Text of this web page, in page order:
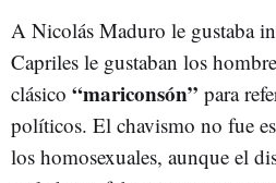
A Nicolás Maduro le gustaba
Capriles le gustaban los
clásico “mariconsón” para
políticos. El chavismo no fue
los homosexuales, aunque el